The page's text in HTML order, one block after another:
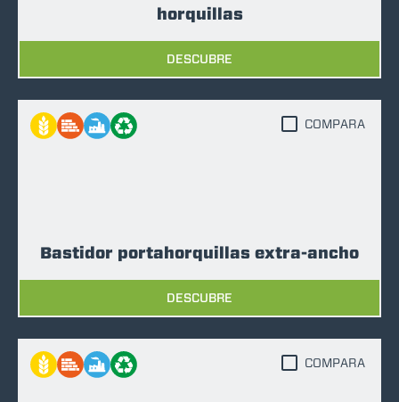
horquillas
DESCUBRE
Bastidor portahorquillas extra-ancho
DESCUBRE
COMPARA
COMPARA